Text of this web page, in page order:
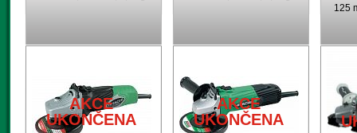
AKCE
UKONČENA
AKCE
UKONČENA
125